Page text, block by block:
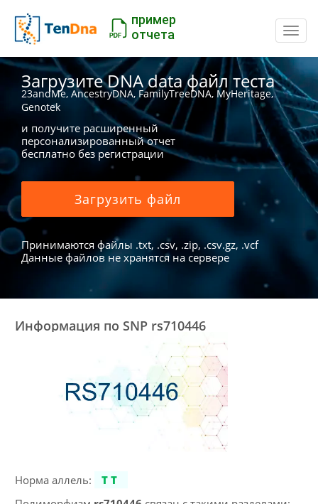
пример
отчета
Загрузите DNA data файл теста
23andMe, AncestryDNA, FamilyTreeDNA, MyHeritage,
Genotek
и получите расширенный
персонализированный отчет
бесплатно без регистрации
Загрузить файл
Принимаются файлы .txt, .csv, .zip, .csv.gz, .vcf
Данные файлов не хранятся на сервере
Информация по SNP rs710446
Норма аллель:
TT